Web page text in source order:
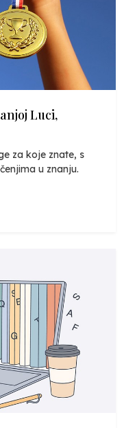
Luci,
za koje znate, s
u znanju.